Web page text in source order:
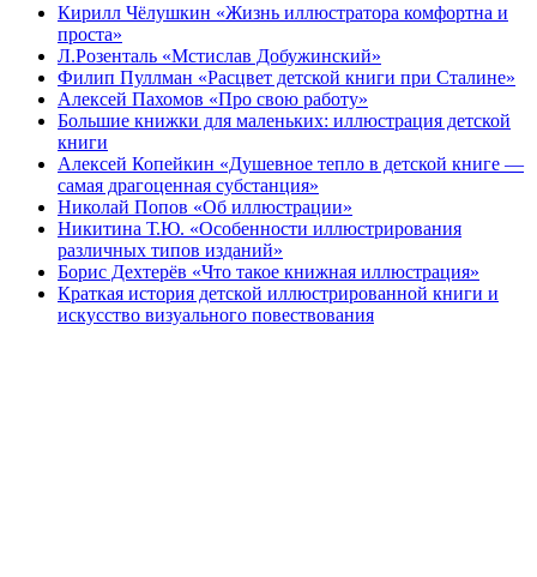
Кирилл Чёлушкин «Жизнь иллюстратора комфортна и
проста»
Л.Розенталь «Мстислав Добужинский»
Филип Пуллман «Расцвет детской книги при Сталине»
Алексей Пахомов «Про свою работу»
Большие книжки для маленьких: иллюстрация детской
книги
Алексей Копейкин «Душевное тепло в детской книге —
самая драгоценная субстанция»
Николай Попов «Об иллюстрации»
Никитина Т.Ю. «Особенности иллюстрирования
различных типов изданий»
Борис Дехтерёв «Что такое книжная иллюстрация»
Краткая история детской иллюстрированной книги и
искусство визуального повествования